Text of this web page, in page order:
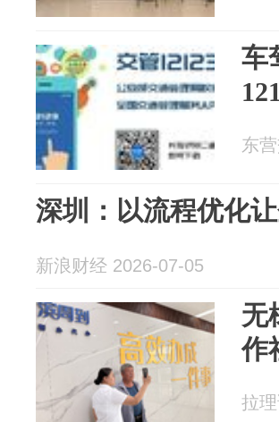
车
东
深圳：以流程优化
新浪财经 2026-07-05
无
作
拉